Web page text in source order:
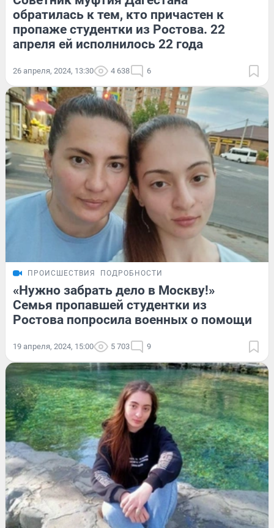
обратилась к тем, кто причастен к
пропаже студентки из Ростова. 22
апреля ей исполнилось 22 года
26 апреля, 2024, 13:30 4 638 6
ПРОИСШЕСТВИЯ ПОДРОБНОСТИ
«Нужно забрать дело в Москву!»
Семья пропавшей студентки из
Ростова попросила военных о помощи
19 апреля, 2024, 15:00 5 703 9